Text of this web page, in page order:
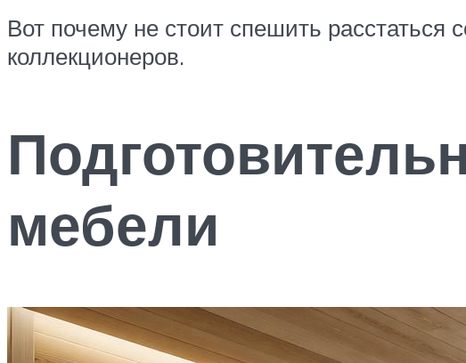
Вот почему не стоит спешить
коллекционеров.
мебели